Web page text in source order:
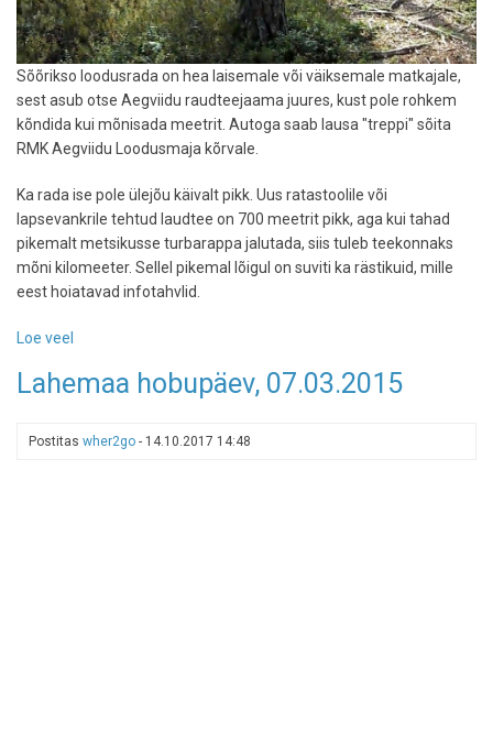
Sõõrikso loodusrada on hea laisemale või väiksemale matkajale,
sest asub otse Aegviidu raudteejaama juures, kust pole rohkem
kõndida kui mõnisada meetrit. Autoga saab lausa "treppi" sõita
RMK Aegviidu Loodusmaja kõrvale.
Ka rada ise pole ülejõu käivalt pikk. Uus ratastoolile või
lapsevankrile tehtud laudtee on 700 meetrit pikk, aga kui tahad
pikemalt metsikusse turbarappa jalutada, siis tuleb teekonnaks
mõni kilomeeter. Sellel pikemal lõigul on suviti ka rästikuid, mille
eest hoiatavad infotahvlid.
Loe veel
matkarada
jalutuskäik
Lahemaa hobupäev, 07.03.2015
Postitas wher2go - 14.10.2017 14:48